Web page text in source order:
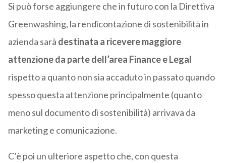
Si può forse aggiungere che in futuro con la Direttiva
Greenwashing, la rendicontazione di sostenibilità in
azienda sarà destinata a riceveremaggiore
attenzione da parte dell’area Finance e Legal
rispetto a quanto non sia accaduto in passato quando
spesso questa attenzione principalmente (quanto
meno sul documento di sostenibilità) arrivava da
marketing e comunicazione.
C’è poi un ulteriore aspetto che, con questa